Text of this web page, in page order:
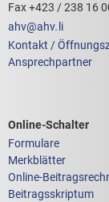
Fax +423 / 238 16
ahv@ahv. li
Kontakt /
Ansprechpartner
Links zum
Online-Schalter
Formulare
Merkblätter
Online-
Beitragsskriptum